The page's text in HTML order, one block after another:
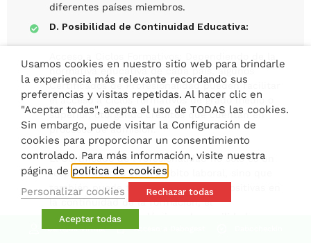
diferentes países miembros.
D. Posibilidad de Continuidad Educativa:
normativa educativa de cada país, algunos
Certificados de Profesionalidad pueden facilitar
el acceso a ciclos formativos de grado medio o
superior, otorgando créditos que cuentan en
procesos de admisión.
El Certificado de Profesionalidad no solo es un
respaldo valioso en el ámbito laboral, sino que
también puede tener implicaciones positivas en
la continuidad de la formación, el
reconocimiento académico y la movilidad
laboral a nivel nacional e internacional.
Campus Virtual Acceso a Dabogest
Usamos cookies en nuestro sitio web para brindarle
la experiencia más relevante recordando sus
preferencias y visitas repetidas. Al hacer clic en
"Aceptar todas", acepta el uso de TODAS las cookies.
Sin embargo, puede visitar la Configuración de
cookies para proporcionar un consentimiento
controlado. Para más información, visite nuestra
página de política de cookies
Personalizar cookies
Rechazar todas
Aceptar todas